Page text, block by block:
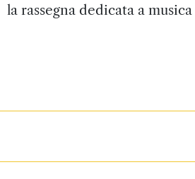
la rassegna dedicata a